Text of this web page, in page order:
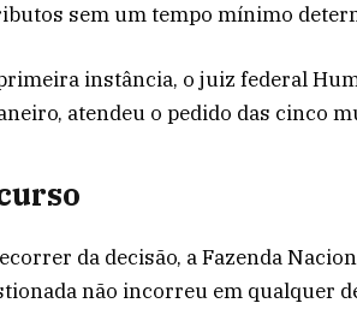
sem um tempo mínimo
instância, o juiz federal
atendeu o pedido das cinco
da decisão, a Fazenda
não incorreu em qualquer